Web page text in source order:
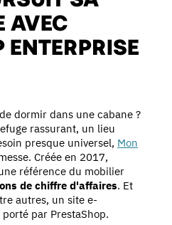
AVEC
ENTERPRISE
dormir dans une cabane ?
rassurant, un lieu
presque universel, Mon
Créée en 2017,
référence du mobilier
de chiffre d'affaires. Et
autres, un site e-
par PrestaShop.